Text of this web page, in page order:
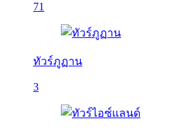
71
ทัวร์ภูฏาน
3